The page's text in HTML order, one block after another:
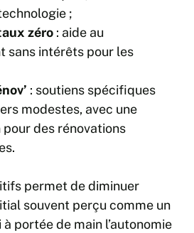
;
zéro : aide au
sans intérêts pour les
: soutiens spécifiques
modestes, avec une
des rénovations
permet de diminuer
souvent perçu comme un
portée de main l’autonomie